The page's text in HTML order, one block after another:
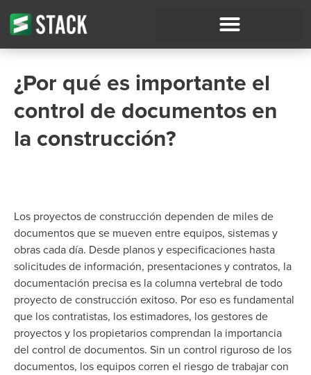
¿Por qué es importante el
control de documentos en
la construcción?
Los proyectos de construcción dependen de miles de
documentos que se mueven entre equipos, sistemas y
obras cada día. Desde planos y especificaciones hasta
solicitudes de información, presentaciones y contratos, la
documentación precisa es la columna vertebral de todo
proyecto de construcción exitoso. Por eso es fundamental
que los contratistas, los estimadores, los gestores de
proyectos y los propietarios comprendan la importancia
del control de documentos. Sin un control riguroso de los
documentos, los equipos corren el riesgo de trabajar con